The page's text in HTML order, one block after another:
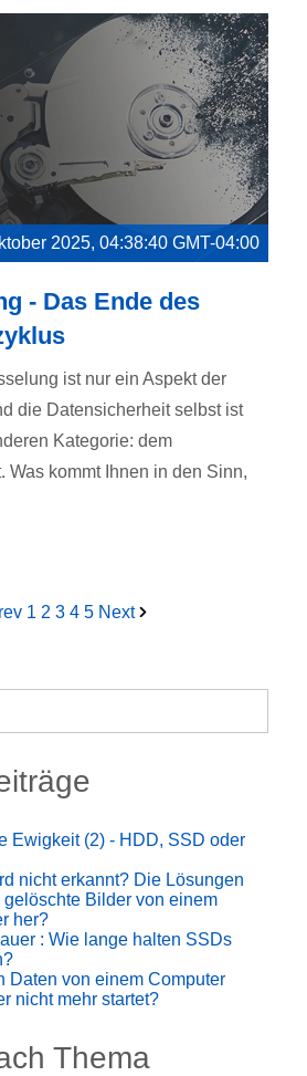
2025, 04:38:40 GMT-04:00
- Das Ende des
ist nur ein Aspekt der
die Datensicherheit selbst ist
Kategorie: dem
Was kommt Ihnen in den Sinn,
1 2 3 4 5 Next
Ewigkeit (2) - HDD, SSD oder
nicht erkannt? Die Lösungen
Bilder von einem
her?
: Wie lange halten SSDs
Daten von einem Computer
nicht mehr startet?
Thema